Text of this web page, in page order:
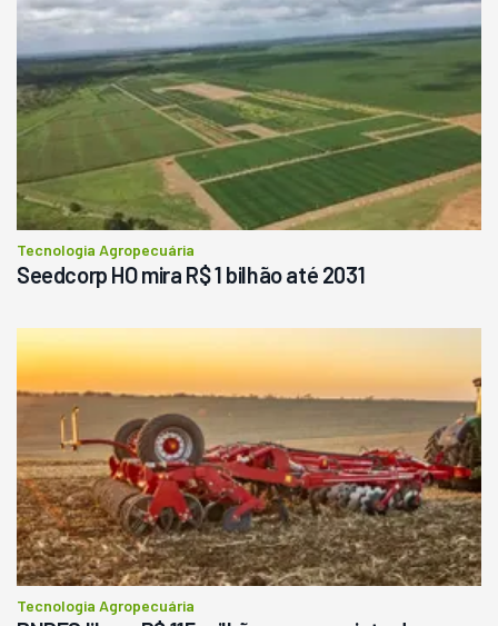
Tecnologia Agropecuária
Seedcorp HO mira R$ 1 bilhão até 2031
Tecnologia Agropecuária